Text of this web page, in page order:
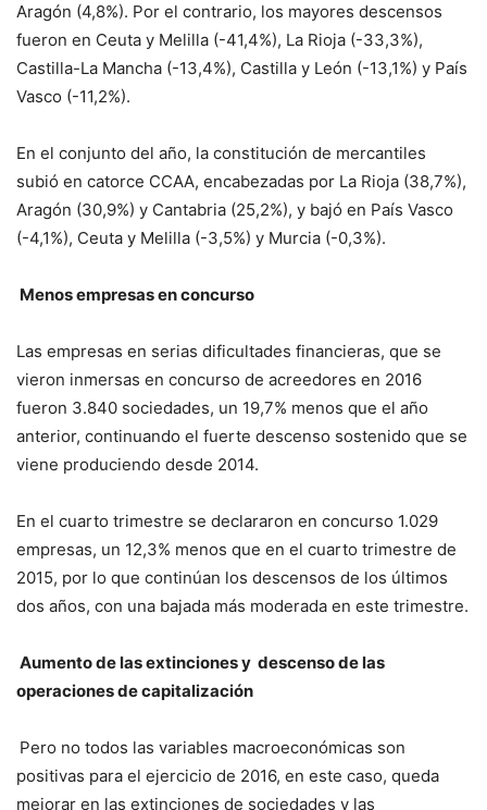
Aragón (4,8%). Por el contrario, los mayores descensos
fueron en Ceuta y Melilla (-41,4%), La Rioja (-33,3%),
Castilla-La Mancha (-13,4%), Castilla y León (-13,1%) y País
Vasco (-11,2%).
En el conjunto del año, la constitución de mercantiles
subió en catorce CCAA, encabezadas por La Rioja (38,7%),
Aragón (30,9%) y Cantabria (25,2%), y bajó en País Vasco
(-4,1%), Ceuta y Melilla (-3,5%) y Murcia (-0,3%).
Menos empresas en concurso
Las empresas en serias dificultades financieras, que se
vieron inmersas en concurso de acreedores en 2016
fueron 3.840 sociedades, un 19,7% menos que el año
anterior, continuando el fuerte descenso sostenido que se
viene produciendo desde 2014.
En el cuarto trimestre se declararon en concurso 1.029
empresas, un 12,3% menos que en el cuarto trimestre de
2015, por lo que continúan los descensos de los últimos
dos años, con una bajada más moderada en este trimestre.
Aumento de las extinciones y descenso de las
operaciones de capitalización
Pero no todos las variables macroeconómicas son
positivas para el ejercicio de 2016, en este caso, queda
mejorar en las extinciones de sociedades y las